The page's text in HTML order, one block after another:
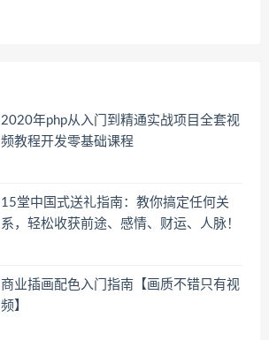
2020年php从入门到精通实战项目全套视
频教程开发零基础课程
15堂中国式送礼指南：教你搞定任何关
系，轻松收获前途、感情、财运、人脉！
商业插画配色入门指南【画质不错只有视
频】